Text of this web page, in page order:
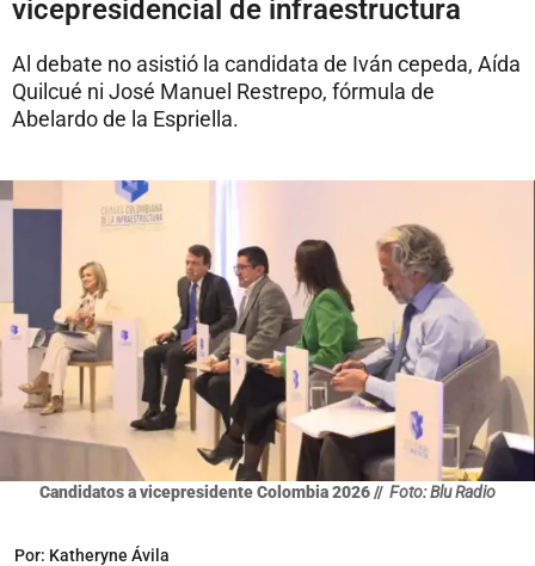
vicepresidencial de infraestructura
Al debate no asistió la candidata de Iván cepeda, Aída
Quilcué ni José Manuel Restrepo, fórmula de
Abelardo de la Espriella.
Candidatos a vicepresidente Colombia 2026 // Foto: Blu Radio
Por: Katheryne Ávila